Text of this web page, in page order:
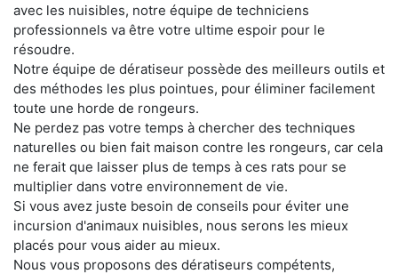
avec les nuisibles, notre équipe de techniciens
professionnels va être votre ultime espoir pour le
résoudre.
Notre équipe de dératiseur possède des meilleurs outils et
des méthodes les plus pointues, pour éliminer facilement
toute une horde de rongeurs.
Ne perdez pas votre temps à chercher des techniques
naturelles ou bien fait maison contre les rongeurs, car cela
ne ferait que laisser plus de temps à ces rats pour se
multiplier dans votre environnement de vie.
Si vous avez juste besoin de conseils pour éviter une
incursion d'animaux nuisibles, nous serons les mieux
placés pour vous aider au mieux.
Nous vous proposons des dératiseurs compétents,